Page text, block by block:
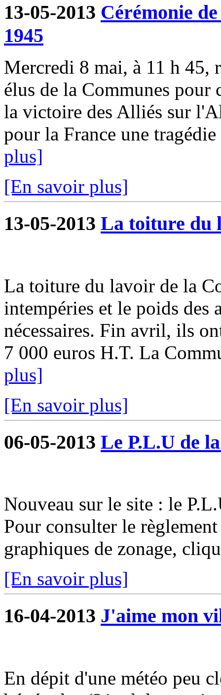
13-05-2013 Cérémonie
1945
Mercredi 8 mai, à 11 h 45,
élus de la Communes pour
la victoire des Alliés sur
pour la France une
plus]
[En savoir plus]
13-05-2013 La toiture du
La toiture du lavoir de la
intempéries et le poids des
nécessaires. Fin avril, ils
7 000 euros H.T. La
plus]
[En savoir plus]
06-05-2013 Le P.L.U de
Nouveau sur le site : le
Pour consulter le
graphiques de zonage,
[En savoir plus]
16-04-2013 J'aime mon
En dépit d'une météo peu